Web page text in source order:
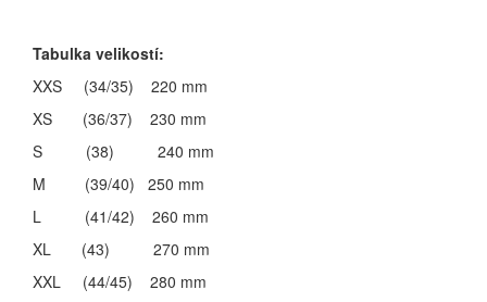
Tabulka velikostí:
XXS (34/35) 220 mm
XS (36/37) 230 mm
S (38) 240 mm
M (39/40) 250 mm
L (41/42) 260 mm
XL (43) 270 mm
XXL (44/45) 280 mm